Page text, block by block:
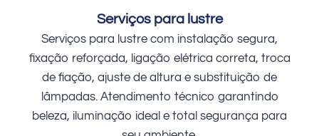
Serviços para lustre
Serviços para lustre com instalação segura,
fixação reforçada, ligação elétrica correta, troca
de fiação, ajuste de altura e substituição de
lâmpadas. Atendimento técnico garantindo
beleza, iluminação ideal e total segurança para